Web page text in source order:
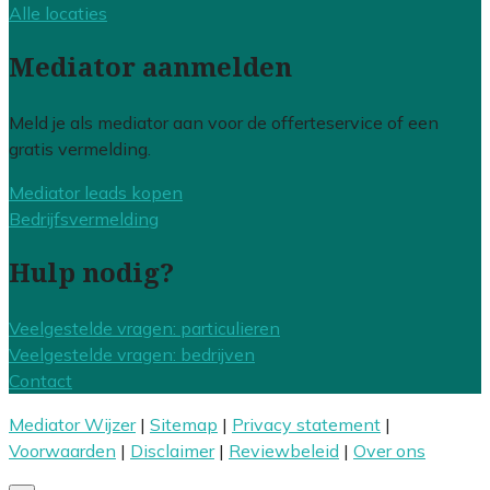
Alle locaties
Mediator aanmelden
Meld je als mediator aan voor de offerteservice of een
gratis vermelding.
Mediator leads kopen
Bedrijfsvermelding
Hulp nodig?
Veelgestelde vragen: particulieren
Veelgestelde vragen: bedrijven
Contact
Mediator Wijzer| Sitemap | Privacy statement |
Voorwaarden | Disclaimer| Reviewbeleid | Over ons